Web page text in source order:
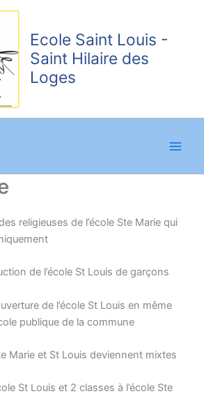
Ecole Saint Louis -
Saint Hilaire des
Loges
religieuses de l’école Ste Marie qui
de l’école St Louis de garçons
de l’école St Louis en même
publique de la commune
Marie et St Louis deviennent mixtes
St Louis et 2 classes à l’école Ste